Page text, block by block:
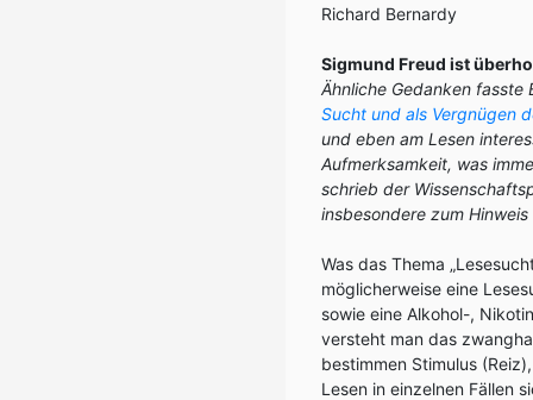
Richard Bernardy
Sigmund Freud ist
Ähnliche Gedanken fasste
Sucht und als Vergnügen
und eben am Lesen
Aufmerksamkeit, was
schrieb der
insbesondere zum
Was das Thema
möglicherweise eine
sowie eine Alkohol-,
versteht man das
bestimmen Stimulus
Lesen in einzelnen Fällen